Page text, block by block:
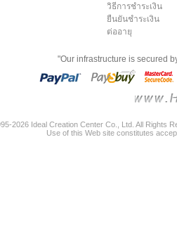
วิธีการชำระเงิน
ยืนยันชำระเงิน
ต่ออายุ
"Our infrastructure is secured
2026 Ideal Creation Center Co., Ltd. All Rights
Use of this Web site constitutes